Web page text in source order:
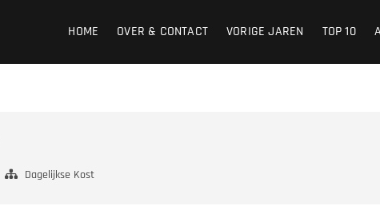
HOME OVER & CONTACT VORIGE JAREN TOP 10
Dagelijkse Kost